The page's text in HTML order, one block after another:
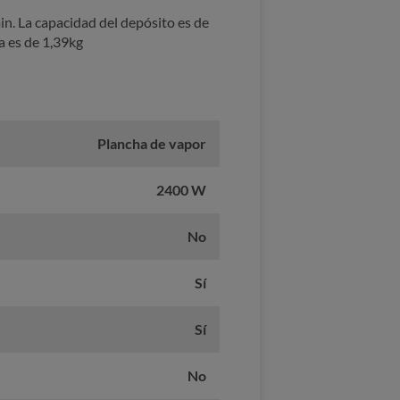
La capacidad del depósito es de
es de 1,39kg
Plancha de vapor
2400 W
No
Sí
Sí
No